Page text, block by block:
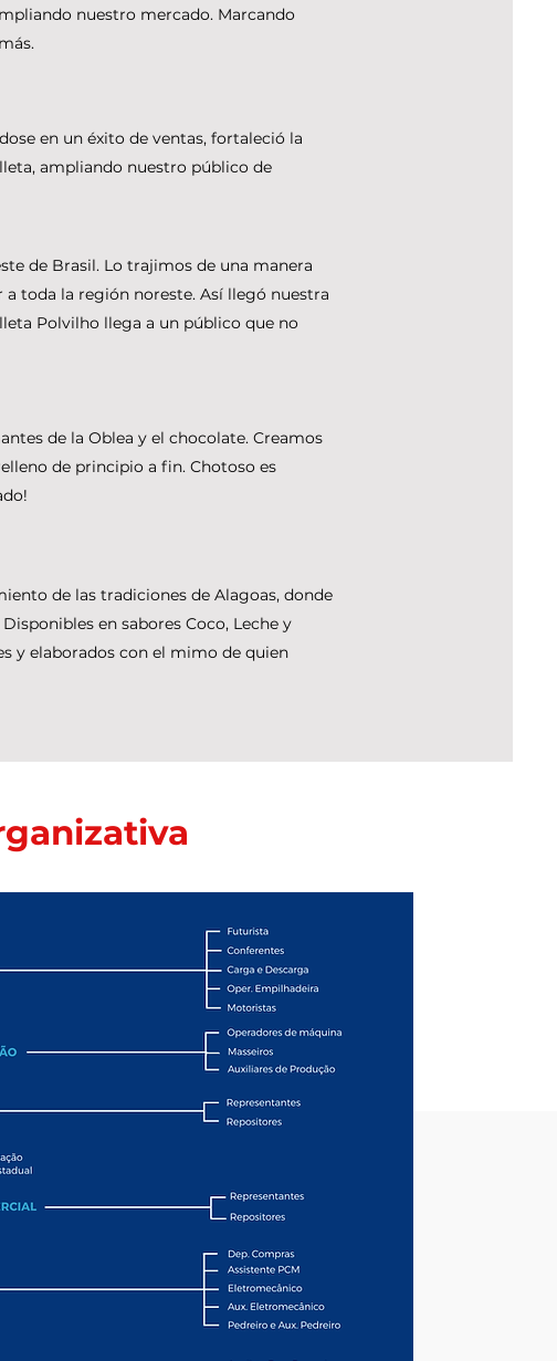
nuestro mercado. Marcando
en un éxito de ventas, fortaleció la
ampliando nuestro público de
de Brasil. Lo trajimos de una manera
toda la región noreste. Así llegó nuestra
Polvilho llega a un público que no
de la Oblea y el chocolate. Creamos
de principio a fin. Chotoso es
de las tradiciones de Alagoas, donde
en sabores Coco, Leche y
y elaborados con el mimo de quien